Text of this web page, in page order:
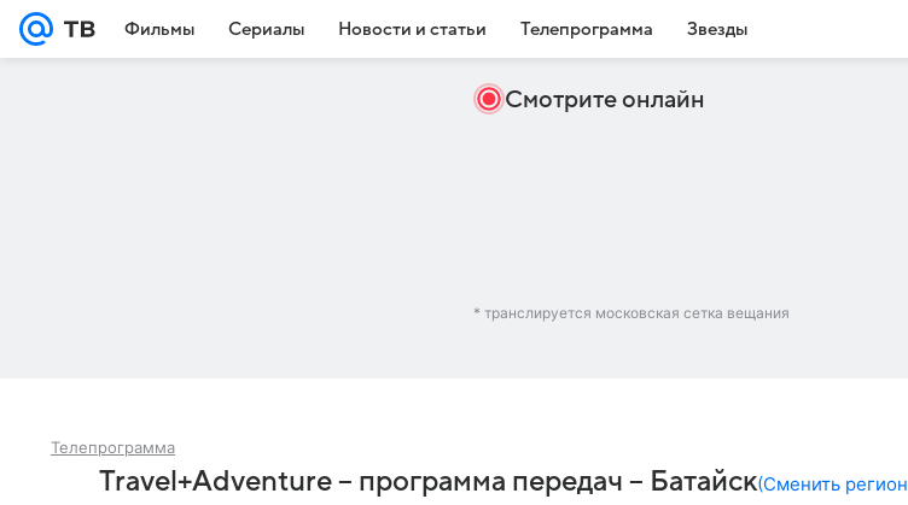
Фильмы Сериалы Новости и статьи Телепрограмма Звезды
Смотрите онлайн
* транслируется московская сетка вещания
Телепрограмма
Travel+Adventure – программа передач – Батайск(Сменить регион